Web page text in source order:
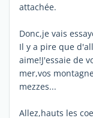
attachée.
Donc,je vais
Il y a pire que
aime!J'essaie de
mer,vos
mezzes...
Allez,hauts les